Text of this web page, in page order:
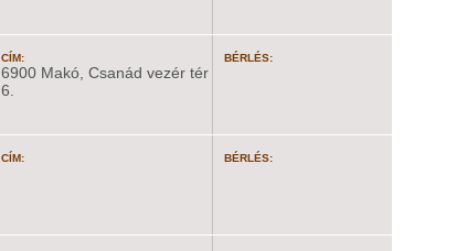
CÍM:
6900 Makó, Csanád vezér tér
6.
BÉRLÉS:
CÍM: BÉRLÉS: